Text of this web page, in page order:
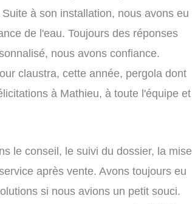
à son installation, nous avons eu
de l'eau. Toujours des réponses
nous avons confiance.
claustra, cette année, pergola dont
à Mathieu, à toute l'équipe et
le conseil, le suivi du dossier, la mise
après vente. Avons toujours eu
si nous avions un petit souci.